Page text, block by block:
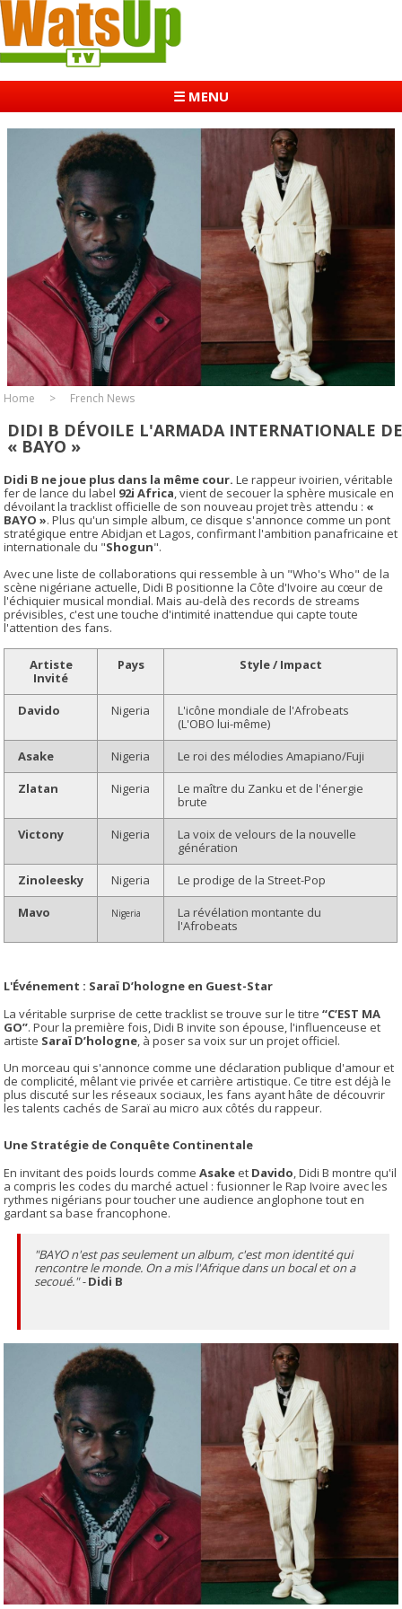
☰ MENU
Home French News
DIDI B DÉVOILE L'ARMADA INTERNATIONALE DE
« BAYO »
Didi B ne joue plus dans la même cour. Le rappeur ivoirien, véritable
fer de lance du label 92i Africa , vient de secouer la sphère musicale en
dévoilant la tracklist officielle de son nouveau projet très attendu : «
BAYO ». Plus qu'un simple album, ce disque s'annonce comme un pont
stratégique entre Abidjan et Lagos, confirmant l'ambition panafricaine et
internationale du "Shogun".
Avec une liste de collaborations qui ressemble à un "Who's Who" de la
scène nigériane actuelle, Didi B positionne la Côte d'Ivoire au cœur de
l'échiquier musical mondial. Mais au-delà des records de streams
prévisibles, c'est une touche d'intimité inattendue qui capte toute
l'attention des fans.
Artiste
Invité
Pays Style / Impact
Davido Nigeria
L'icône mondiale de l'Afrobeats
(L'OBO lui-même)
Asake
Nigeria
Le roi des mélodies Amapiano/Fuji
Zlatan
Nigeria
Le maître du Zanku et de l'énergie
brute
Victony
Nigeria
La voix de velours de la nouvelle
génération
Zinoleesky
Nigeria
Le prodige de la Street-Pop
Mavo
Nigeria
La révélation montante du
l'Afrobeats
L'Événement : Saraï D’hologne en Guest-Star
La véritable surprise de cette tracklist se trouve sur le titre“C’EST MA
GO”. Pour la première fois, Didi B invite son épouse, l'influenceuse et
artiste Saraï D’hologne , à poser sa voix sur un projet officiel.
Un morceau qui s'annonce comme une déclaration publique d'amour et
de complicité, mêlant vie privée et carrière artistique. Ce titre est déjà le
plus discuté sur les réseaux sociaux, les fans ayant hâte de découvrir
les talents cachés de Saraï au micro aux côtés du rappeur.
Une Stratégie de Conquête Continentale
En invitant des poids lourds commeAsake et Davido , Didi B montre qu'il
a compris les codes du marché actuel : fusionner le Rap Ivoire avec les
rythmes nigérians pour toucher une audience anglophone tout en
gardant sa base francophone.
"BAYO n'est pas seulement un album, c'est mon identité qui
rencontre le monde. On a mis l'Afrique dans un bocal et on a
secoué." -Didi B